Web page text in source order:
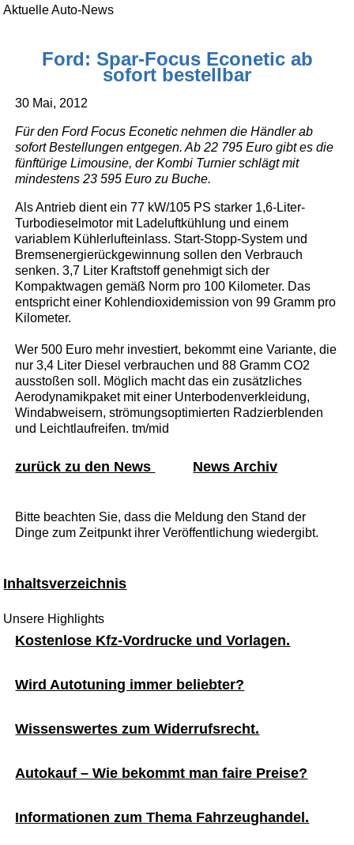
Aktuelle Auto-News
Ford: Spar-Focus Econetic ab
sofort bestellbar
30 Mai, 2012
Für den Ford Focus Econetic nehmen die Händler ab
sofort Bestellungen entgegen. Ab 22 795 Euro gibt es die
fünftürige Limousine, der Kombi Turnier schlägt mit
mindestens 23 595 Euro zu Buche.
Als Antrieb dient ein 77 kW/105 PS starker 1,6-Liter-
Turbodieselmotor mit Ladeluftkühlung und einem
variablem Kühlerlufteinlass. Start-Stopp-System und
Bremsenergierückgewinnung sollen den Verbrauch
senken. 3,7 Liter Kraftstoff genehmigt sich der
Kompaktwagen gemäß Norm pro 100 Kilometer. Das
entspricht einer Kohlendioxidemission von 99 Gramm pro
Kilometer.
Wer 500 Euro mehr investiert, bekommt eine Variante, die
nur 3,4 Liter Diesel verbrauchen und 88 Gramm CO2
ausstoßen soll. Möglich macht das ein zusätzliches
Aerodynamikpaket mit einer Unterbodenverkleidung,
Windabweisern, strömungsoptimierten Radzierblenden
und Leichtlaufreifen. tm/mid
zurück zu den News News Archiv
Bitte beachten Sie, dass die Meldung den Stand der
Dinge zum Zeitpunkt ihrer Veröffentlichung wiedergibt.
Inhaltsverzeichnis
Unsere Highlights
Kostenlose Kfz-Vordrucke und Vorlagen.
Wird Autotuning immer beliebter?
Wissenswertes zum Widerrufsrecht.
Autokauf – Wie bekommt man faire Preise?
Informationen zum Thema Fahrzeughandel.